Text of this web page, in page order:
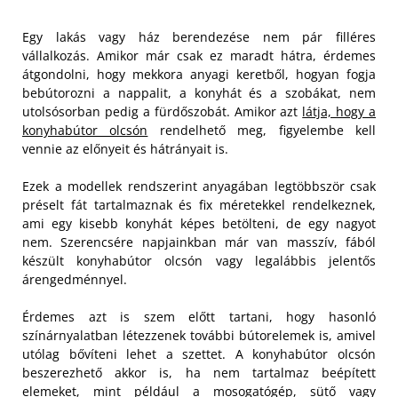
Egy lakás vagy ház berendezése nem pár filléres
vállalkozás. Amikor már csak ez maradt hátra, érdemes
átgondolni, hogy mekkora anyagi keretből, hogyan fogja
bebútorozni a nappalit, a konyhát és a szobákat, nem
utolsósorban pedig a fürdőszobát. Amikor azt látja, hogy a
konyhabútor olcsón rendelhető meg, figyelembe kell
vennie az előnyeit és hátrányait is.
Ezek a modellek rendszerint anyagában legtöbbször csak
préselt fát tartalmaznak és fix méretekkel rendelkeznek,
ami egy kisebb konyhát képes betölteni, de egy nagyot
nem. Szerencsére napjainkban már van masszív, fából
készült konyhabútor olcsón vagy legalábbis jelentős
árengedménnyel.
Érdemes azt is szem előtt tartani, hogy hasonló
színárnyalatban létezzenek további bútorelemek is, amivel
utólag bővíteni lehet a szettet. A konyhabútor olcsón
beszerezhető akkor is, ha nem tartalmaz beépített
elemeket, mint például a mosogatógép, sütő vagy